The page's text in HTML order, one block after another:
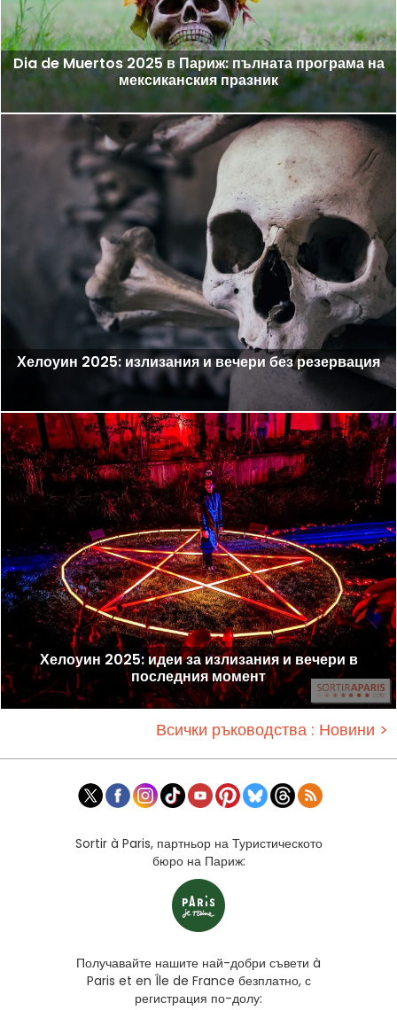
Dia de Muertos 2025 в Париж: пълната програма на
мексиканския празник
Хелоуин 2025: излизания и вечери без резервация
Хелоуин 2025: идеи за излизания и вечери в
последния момент
Всички ръководства : Новини >
Sortir à Paris, партньор на Туристическото
бюро на Париж:
Получавайте нашите най-добри съвети à
Paris et en Île de France безплатно, с
регистрация по-долу: